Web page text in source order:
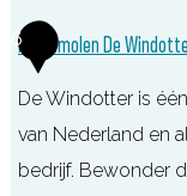
It
e
r
p
s
c
h
e
H
s
t
o
6Korenmolen De
De Windotter is
van Nederland en
bedrijf. Bewonder